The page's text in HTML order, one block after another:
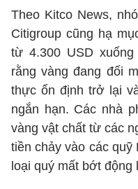
Theo Kitco News,
Citigroup cũng hạ
từ 4.300 USD
rằng vàng đang đối
thực ổn định trở lại
ngắn hạn. Các nhà
vàng vật chất từ các
tiền chảy vào các quỹ
loại quý mất bớt động